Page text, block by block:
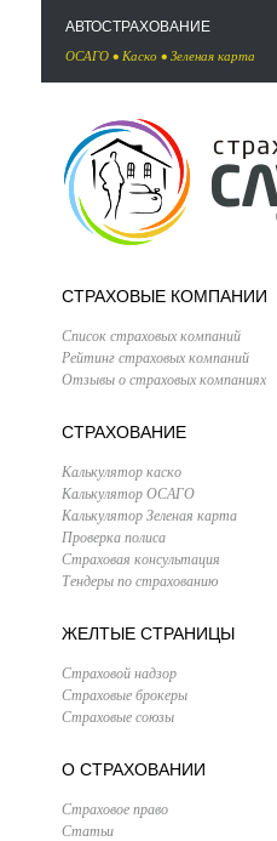
АВТОСТРАХОВАНИЕ
ОСАГО • Каско • Зеленая карта
СТРАХОВЫЕ КОМПАНИИ
Список страховых компаний
Рейтинг страховых компаний
Отзывы о страховых компаниях
СТРАХОВАНИЕ
Калькулятор каско
Калькулятор ОСАГО
Калькулятор Зеленая карта
Проверка полиса
Страховая консультация
Тендеры по страхованию
ЖЕЛТЫЕ СТРАНИЦЫ
Страховой надзор
Страховые брокеры
Страховые союзы
О СТРАХОВАНИИ
Страховое право
Статьи